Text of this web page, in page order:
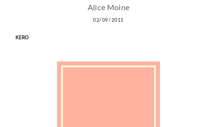
Alice Moine
02/09/2015
KERO